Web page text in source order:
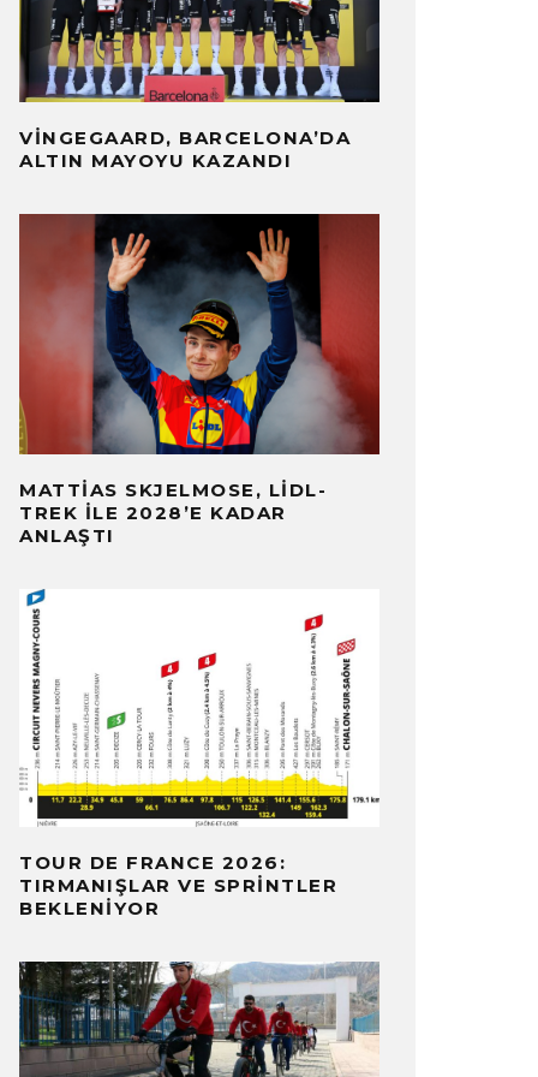
VINGEGAARD, BARCELONA’DA
ALTIN MAYOYU KAZANDI
MATTIAS SKJELMOSE, LIDL-
TREK ILE 2028’E KADAR
ANLAŞTI
TOUR DE FRANCE 2026:
TIRMANIŞLAR VE SPRINTLER
BEKLENIYOR